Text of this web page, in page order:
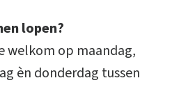
lopen?
welkom op maandag,
èn donderdag tussen